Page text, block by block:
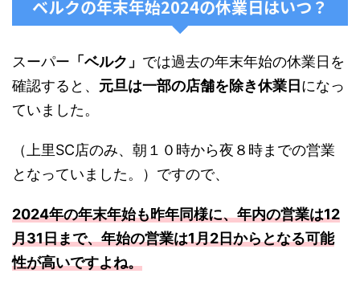
ベルクの年末年始2024の休業日はいつ？
スーパー 「ベルク」 では過去の年末年始の休業日を
確認すると、 元旦は一部の店舗を除き休業日 になっ
ていました。
（上里SC店のみ、朝１０時から夜８時までの営業
となっていました。）ですので、
2024年の年末年始も昨年同様に、年内の営業は12
月31日まで、年始の営業は1月2日からとなる可能
性が高いですよね。